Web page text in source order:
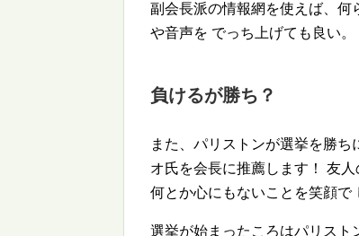
副会長派の情報網を使えば、何
や音声を でっち上げても良い。
負けるが勝ち？
また、パリストンが選挙を勝
オ氏を会長に推薦します！ 友
何とか心にもないことを笑顔で
選挙が始まったころはパリスト